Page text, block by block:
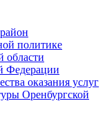
политике
области
Федерации
оказания услуг
Оренбургской